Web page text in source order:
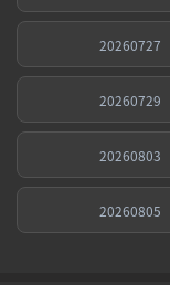
20260727
20260729
20260803
20260805